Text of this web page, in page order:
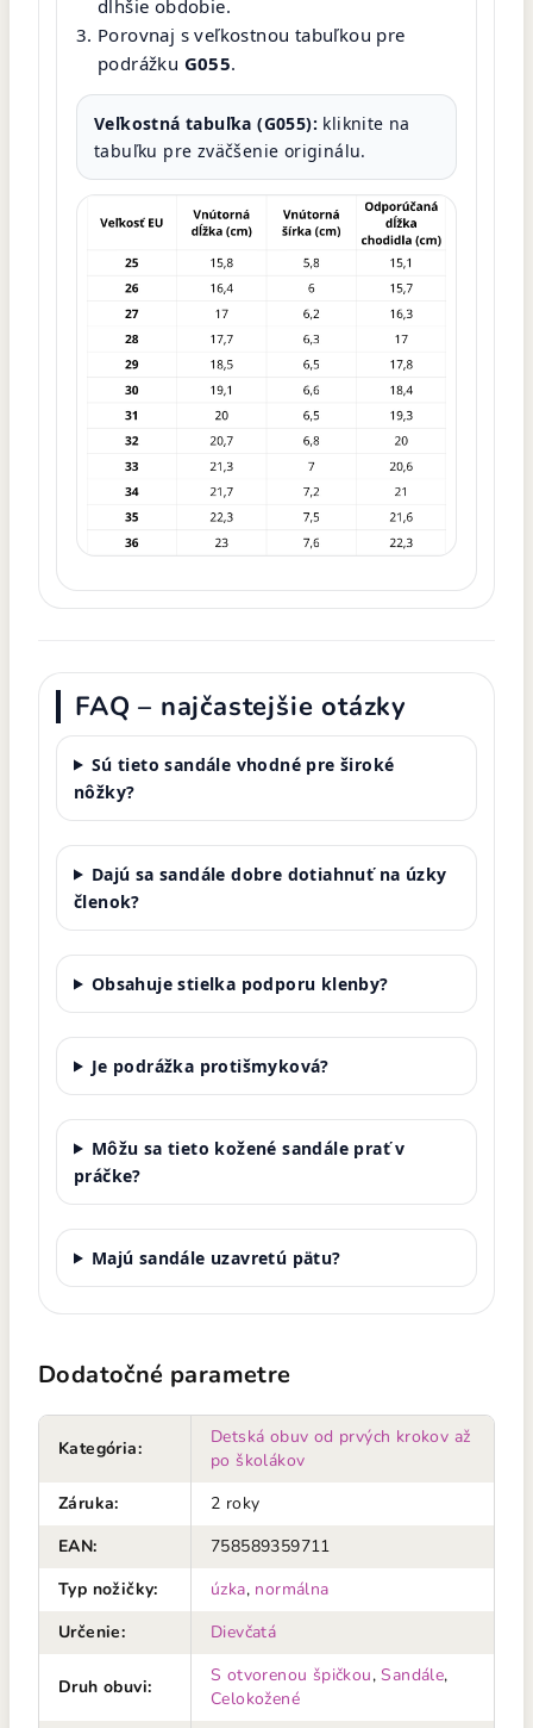
dlhšie obdobie.
Porovnaj s veľkostnou tabuľkou pre
podrážku G055.
Veľkostná tabuľka (G055): kliknite na
tabuľku pre zväčšenie originálu.
FAQ – najčastejšie otázky
Sú tieto sandále vhodné pre široké
nôžky?
Dajú sa sandále dobre dotiahnuť na úzky
členok?
Obsahuje stielka podporu klenby?
Je podrážka protišmyková?
Môžu sa tieto kožené sandále prať v
práčke?
Majú sandále uzavretú pätu?
Dodatočné parametre
Kategória:
Detská obuv od prvých krokov až
po školákov
Záruka:
2 roky
EAN:
758589359711
Typ nožičky: úzka, normálna
Určenie: Dievčatá
Druh obuvi:
S otvorenou špičkou,Sandále,
Celokožené